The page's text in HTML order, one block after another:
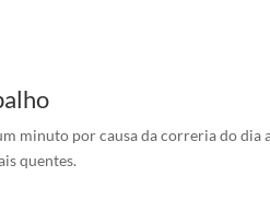
minuto por causa da correria do dia
quentes.